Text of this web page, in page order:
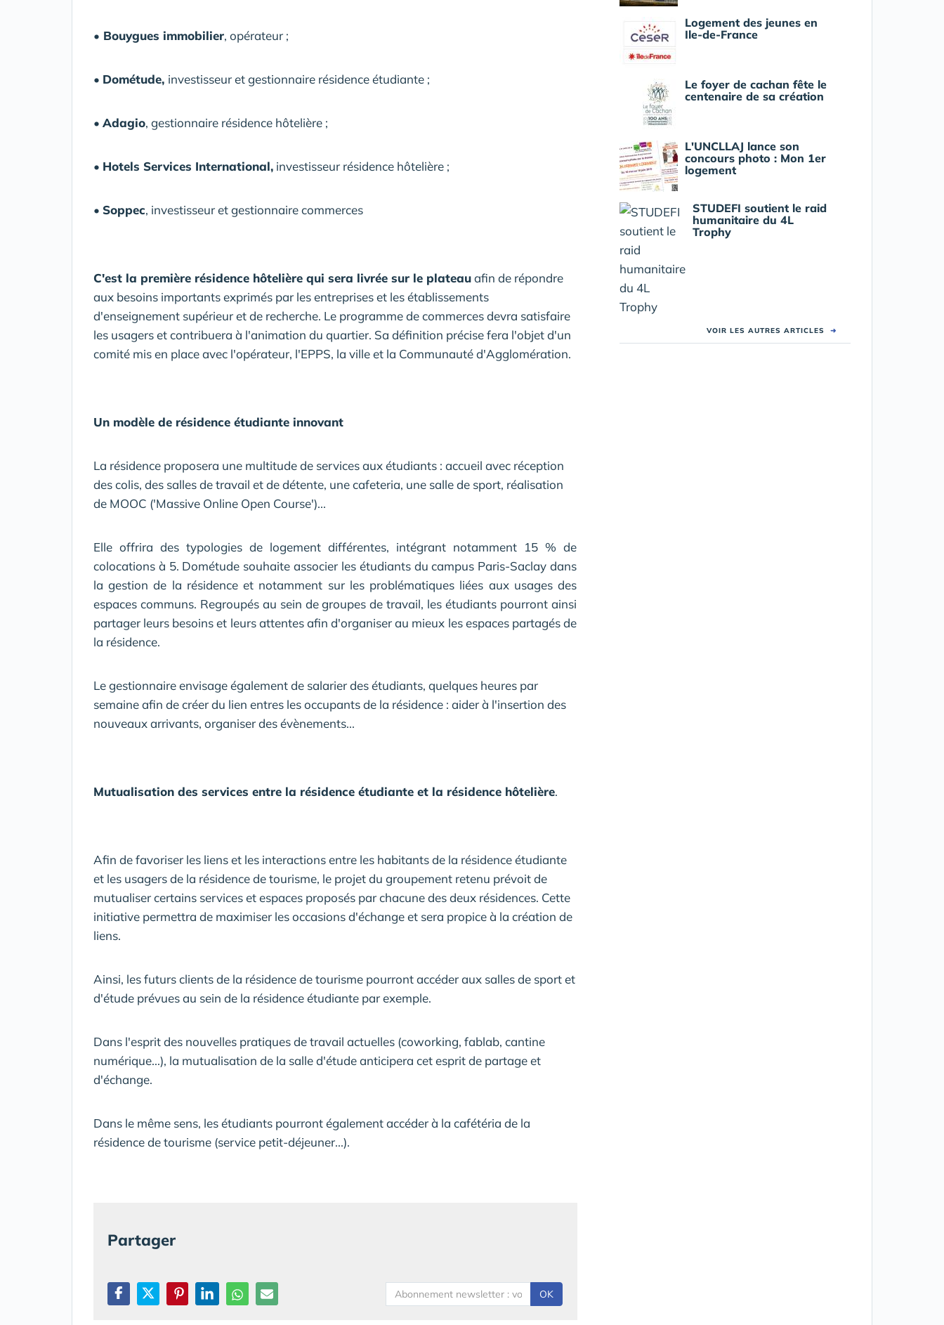
• Bouygues immobilier, opérateur ;
• Dométude, investisseur et gestionnaire résidence étudiante ;
• Adagio, gestionnaire résidence hôtelière ;
• Hotels Services International, investisseur résidence hôtelière ;
• Soppec, investisseur et gestionnaire commerces
C'est la première résidence hôtelière qui sera livrée sur le plateauafin de répondre
aux besoins importants exprimés par les entreprises et les établissements
d'enseignement supérieur et de recherche. Le programme de commerces devra satisfaire
les usagers et contribuera à l'animation du quartier. Sa définition précise fera l'objet d'un
comité mis en place avec l'opérateur, l'EPPS, la ville et la Communauté d'Agglomération.
Un modèle de résidence étudiante innovant
La résidence proposera une multitude de services aux étudiants : accueil avec réception
des colis, des salles de travail et de détente, une cafeteria, une salle de sport, réalisation
de MOOC ('Massive Online Open Course')...
Elle offrira des typologies de logement différentes, intégrant notamment 15 % de
colocations à 5. Dométude souhaite associer les étudiants du campus Paris-Saclay dans
la gestion de la résidence et notamment sur les problématiques liées aux usages des
espaces communs. Regroupés au sein de groupes de travail, les étudiants pourront ainsi
partager leurs besoins et leurs attentes afin d'organiser au mieux les espaces partagés de
la résidence.
Le gestionnaire envisage également de salarier des étudiants, quelques heures par
semaine afin de créer du lien entres les occupants de la résidence : aider à l'insertion des
nouveaux arrivants, organiser des évènements...
Mutualisation des services entre la résidence étudiante et la résidence hôtelière.
Afin de favoriser les liens et les interactions entre les habitants de la résidence étudiante
et les usagers de la résidence de tourisme, le projet du groupement retenu prévoit de
mutualiser certains services et espaces proposés par chacune des deux résidences. Cette
initiative permettra de maximiser les occasions d'échange et sera propice à la création de
liens.
Ainsi, les futurs clients de la résidence de tourisme pourront accéder aux salles de sport et
d'étude prévues au sein de la résidence étudiante par exemple.
Dans l'esprit des nouvelles pratiques de travail actuelles (coworking, fablab, cantine
numérique...), la mutualisation de la salle d'étude anticipera cet esprit de partage et
d'échange.
Dans le même sens, les étudiants pourront également accéder à la cafétéria de la
résidence de tourisme (service petit-déjeuner...).
Partager
OK
Logement des jeunes en
Ile-de-France
Le foyer de cachan fête le
centenaire de sa création
L'UNCLLAJ lance son
concours photo : Mon 1er
logement
STUDEFI soutient le raid
humanitaire du 4L
Trophy
VOIR LES AUTRES ARTICLES ➜